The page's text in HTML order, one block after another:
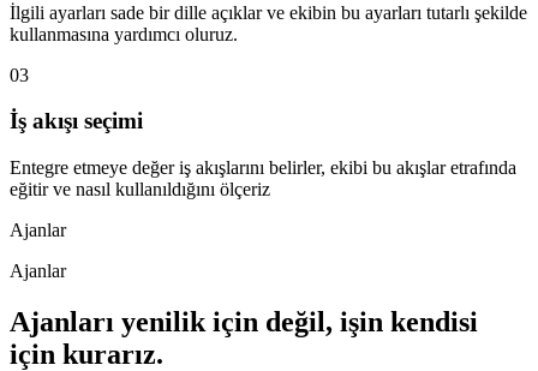
İlgili ayarları sade bir dille açıklar ve ekibin bu ayarları tutarlı şekilde
kullanmasına yardımcı oluruz.
03
İş akışı seçimi
Entegre etmeye değer iş akışlarını belirler, ekibi bu akışlar etrafında
eğitir ve nasıl kullanıldığını ölçeriz
Ajanlar
Ajanlar
Ajanları yenilik için değil, işin kendisi
için kurarız.